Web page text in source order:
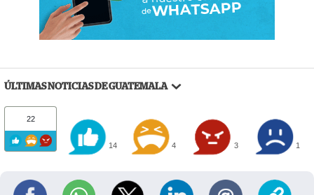
ÚLTIMAS NOTICIAS DE GUATEMALA
22
14 4 3 1